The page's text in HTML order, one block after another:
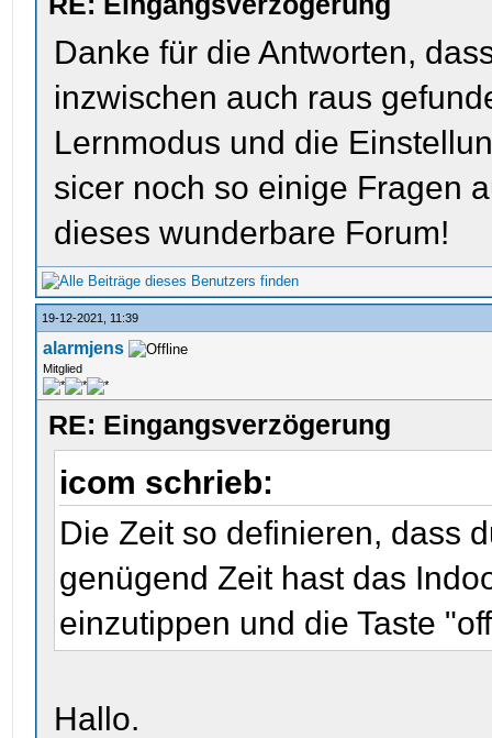
Danke für die Antworten,
inzwischen auch raus
Lernmodus und die
sicer noch so einige Fragen
dieses wunderbare Forum!
19-12-2021, 11:39
alarmjens
Mitglied
RE: Eingangsverzögerung
icom schrieb:
Die Zeit so definieren, dass
genügend Zeit hast das
einzutippen und die Taste
Hallo.